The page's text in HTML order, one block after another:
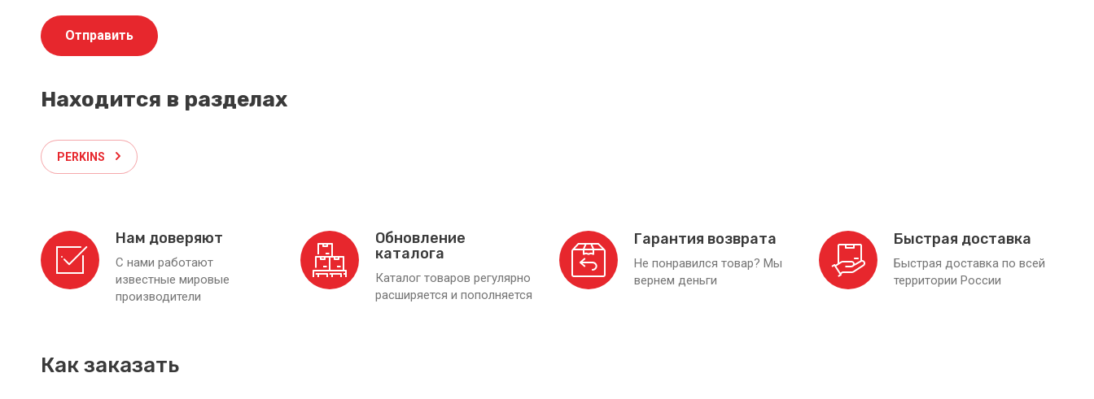
Отправить
Находится в разделах
PERKINS
Нам доверяют
С нами работают
известные мировые
производители
Обновление
каталога
Каталог товаров регулярно
расширяется и пополняется
Гарантия возврата
Не понравился товар? Мы
вернем деньги
Быстрая доставка
Быстрая доставка по всей
территории России
Как заказать